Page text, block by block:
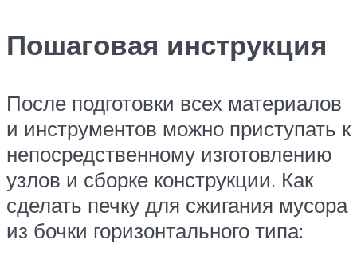
Пошаговая инструкция
После подготовки всех материалов
и инструментов можно приступать к
непосредственному изготовлению
узлов и сборке конструкции. Как
сделать печку для сжигания мусора
из бочки горизонтального типа: